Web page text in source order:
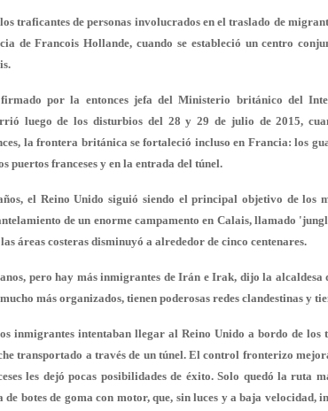
traficantes de personas involucrados en el traslado de
de Francois Hollande, cuando se estableció un centro
por la entonces jefa del Ministerio británico del
luego de los disturbios del 28 y 29 de julio de 2015,
la frontera británica se fortaleció incluso en Francia: los
puertos franceses y en la entrada del túnel.
el Reino Unido siguió siendo el principal objetivo de los
de un enorme campamento en Calais, llamado
áreas costeras disminuyó a alrededor de cinco centenares.
pero hay más inmigrantes de Irán e Irak, dijo la alcaldesa
más organizados, tienen poderosas redes clandestinas y
inmigrantes intentaban llegar al Reino Unido a bordo de los
transportado a través de un túnel. El control fronterizo
les dejó pocas posibilidades de éxito. Solo quedó la ruta
de botes de goma con motor, que, sin luces y a baja